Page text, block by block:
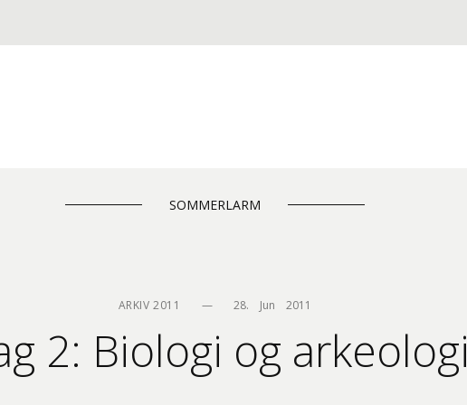
SOMMERLARM
ARKIV 2011 — 28.    Jun    2011
2: Biologi og arkeologi